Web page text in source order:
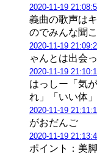
2020-11-19
義曲の歌声は
のでみんな聞
2020-11-19
ゃんとは出会っ
2020-11-19
はっしー「気
れ」「いい体
2020-11-19
がおだんご
2020-11-19
ポイント：美脚